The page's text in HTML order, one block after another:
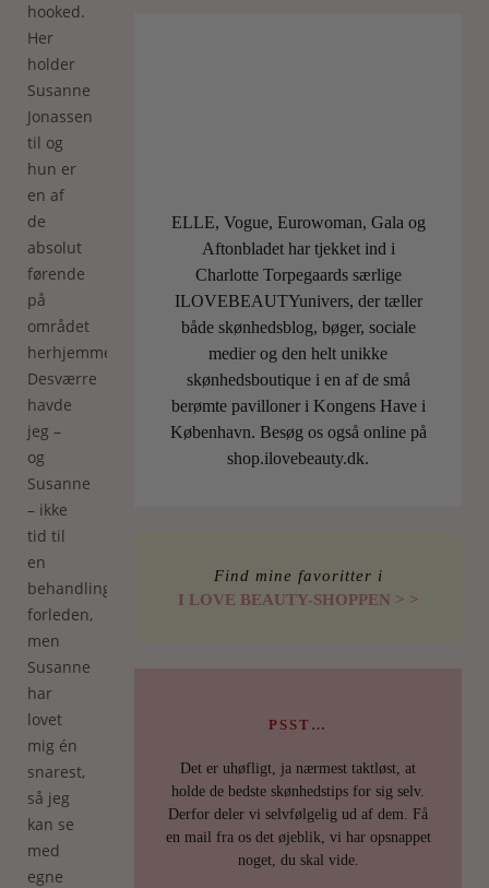
hooked.
Her
holder
Susanne
Jonassen
til og
hun er
en af
de
absolut
førende
på
området
herhjemme.
Desværre
havde
jeg –
og
Susanne
– ikke
tid til
en
behandling
forleden,
men
Susanne
har
lovet
mig én
snarest,
så jeg
kan se
med
egne
ELLE, Vogue, Eurowoman, Gala og
Aftonbladet har tjekket ind i
Charlotte Torpegaards særlige
ILOVEBEAUTYunivers, der tæller
både skønhedsblog, bøger, sociale
medier og den helt unikke
skønhedsboutique i en af de små
berømte pavilloner i Kongens Have i
København. Besøg os også online på
shop.ilovebeauty.dk.
Find mine favoritter i
I LOVE BEAUTY-SHOPPEN > >
PSST…
Det er uhøfligt, ja nærmest taktløst, at
holde de bedste skønhedstips for sig selv.
Derfor deler vi selvfølgelig ud af dem. Få
en mail fra os det øjeblik, vi har opsnappet
noget, du skal vide.